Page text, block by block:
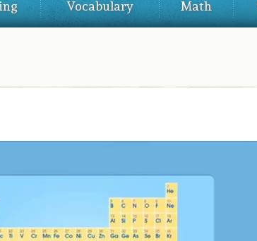
Vocabulary Math